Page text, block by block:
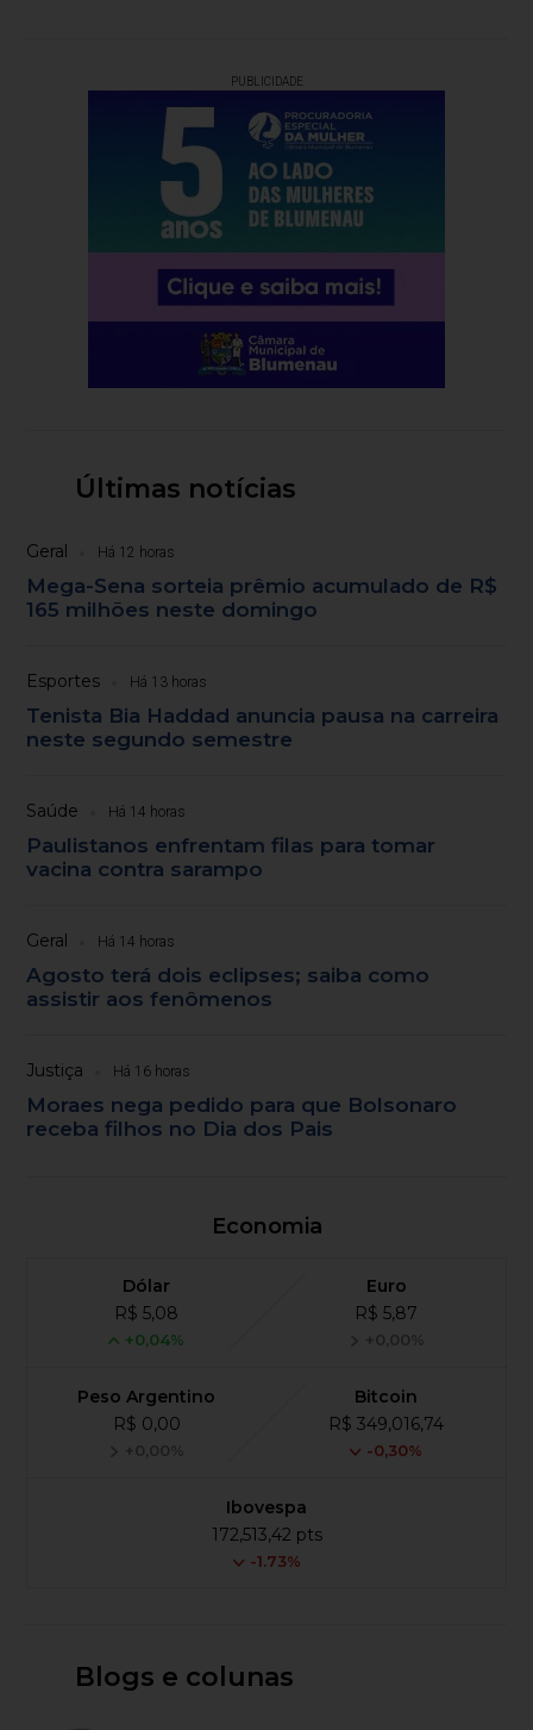
PUBLICIDADE
Últimas notícias
Geral Há 12 horas
Mega-Sena sorteia prêmio acumulado de R$
165 milhões neste domingo
Esportes Há 13 horas
Tenista Bia Haddad anuncia pausa na carreira
neste segundo semestre
Saúde Há 14 horas
Paulistanos enfrentam filas para tomar
vacina contra sarampo
Geral Há 14 horas
Agosto terá dois eclipses; saiba como
assistir aos fenômenos
Justiça Há 16 horas
Moraes nega pedido para que Bolsonaro
receba filhos no Dia dos Pais
Economia
Dólar
R$ 5,08
+0,04%
Euro
R$ 5,87
+0,00%
Peso Argentino
R$ 0,00
+0,00%
Bitcoin
R$ 349,016,74
-0,30%
Ibovespa
172,513,42 pts
-1.73%
Blogs e colunas